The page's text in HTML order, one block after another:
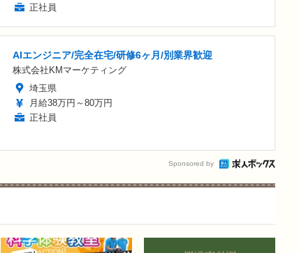
正社員
AIエンジニア/完全在宅/研修6ヶ月/別業界歓迎
株式会社KMマーケティング
埼玉県
月給38万円～80万円
正社員
Sponsored by